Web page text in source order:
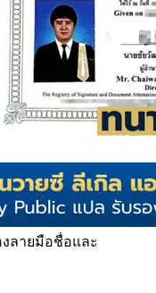
ลายมือชื่อและ